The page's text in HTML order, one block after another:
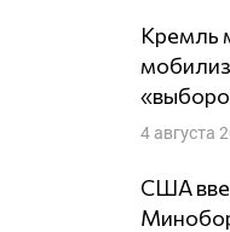
Кремль
4 августа
США